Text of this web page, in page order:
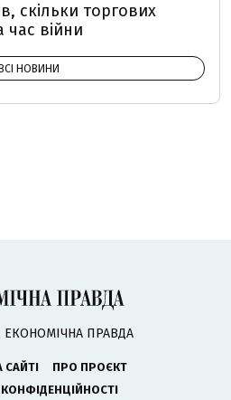
скільки торгових
час війни
ВСІ НОВИНИ
ЕКОНОМІЧНА ПРАВДА
САЙТІ
ПРО ПРОЄКТ